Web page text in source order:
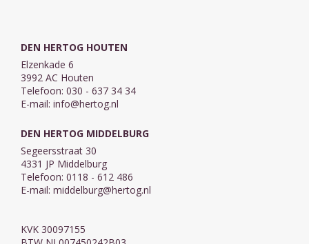
DEN HERTOG HOUTEN
Elzenkade 6
3992 AC Houten
Telefoon: 030 - 637 34 34
E-mail: info@hertog.nl
DEN HERTOG MIDDELBURG
Segeersstraat 30
4331 JP Middelburg
Telefoon: 0118 - 612 486
E-mail: middelburg@hertog.nl
KVK 30097155